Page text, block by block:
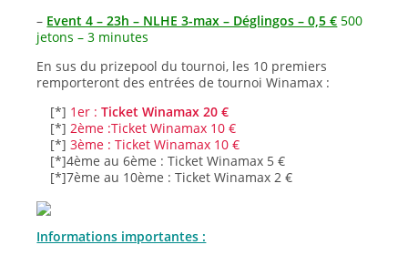
– Event 4 – 23h – NLHE 3-max – Déglingos – 0,5 € 500
jetons – 3 minutes
En sus du prizepool du tournoi, les 10 premiers
remporteront des entrées de tournoi Winamax :
[*] 1er :Ticket Winamax 20 €
[*] 2ème :Ticket Winamax 10 €
[*] 3ème : Ticket Winamax 10 €
[*]4ème au 6ème : Ticket Winamax 5 €
[*]7ème au 10ème : Ticket Winamax 2 €
Informations importantes :